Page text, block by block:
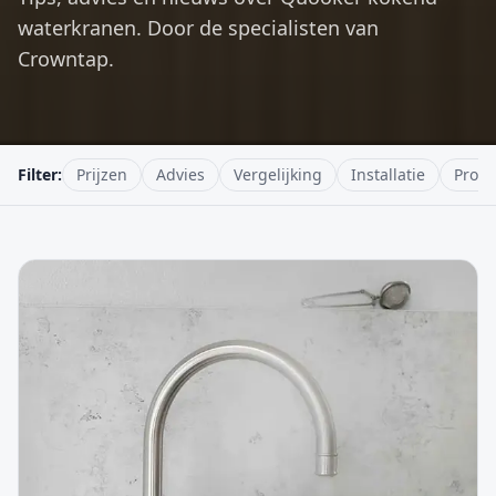
waterkranen. Door de specialisten van
Crowntap.
Filter: Prijzen Advies Vergelijking Installatie